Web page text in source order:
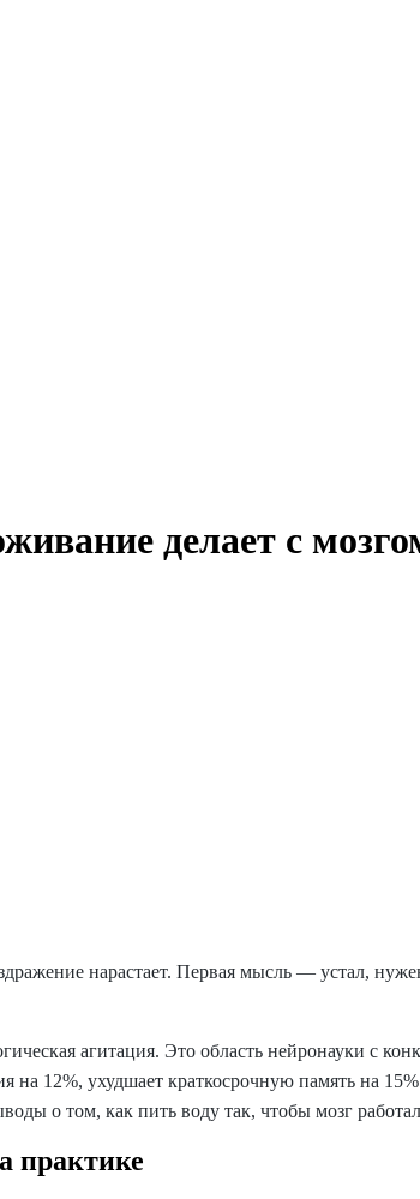
делает с
нарастает. Первая мысль — устал,
агитация. Это область нейронауки с
12%, ухудшает краткосрочную память на
о том, как пить воду так, чтобы мозг
практике